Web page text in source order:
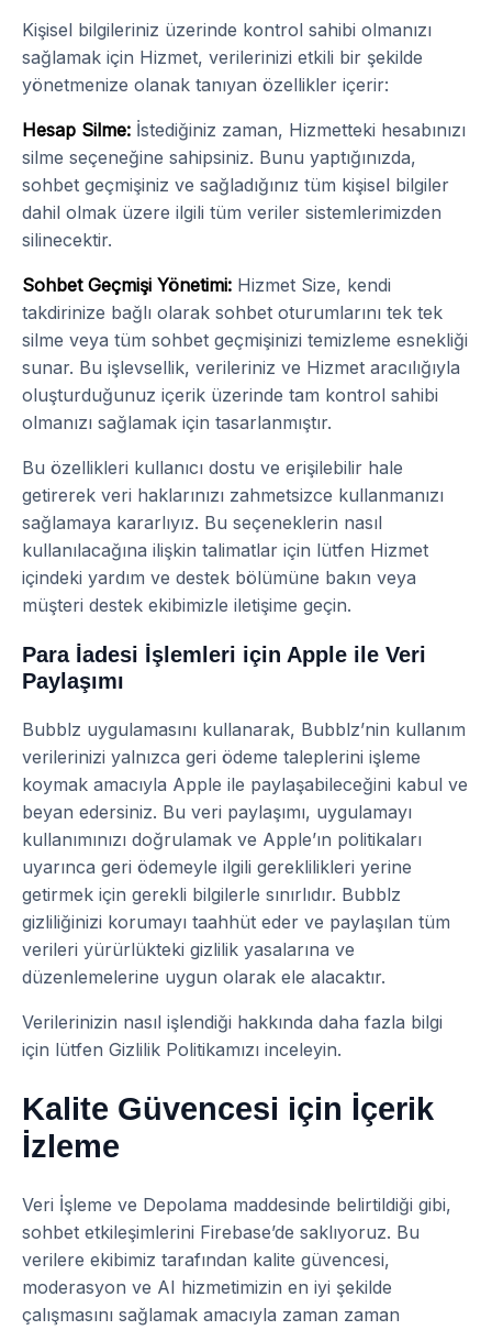
Kişisel bilgileriniz üzerinde kontrol sahibi olmanızı
sağlamak için Hizmet, verilerinizi etkili bir şekilde
yönetmenize olanak tanıyan özellikler içerir:
Hesap Silme: İstediğiniz zaman, Hizmetteki hesabınızı
silme seçeneğine sahipsiniz. Bunu yaptığınızda,
sohbet geçmişiniz ve sağladığınız tüm kişisel bilgiler
dahil olmak üzere ilgili tüm veriler sistemlerimizden
silinecektir.
Sohbet Geçmişi Yönetimi: Hizmet Size, kendi
takdirinize bağlı olarak sohbet oturumlarını tek tek
silme veya tüm sohbet geçmişinizi temizleme esnekliği
sunar. Bu işlevsellik, verileriniz ve Hizmet aracılığıyla
oluşturduğunuz içerik üzerinde tam kontrol sahibi
olmanızı sağlamak için tasarlanmıştır.
Bu özellikleri kullanıcı dostu ve erişilebilir hale
getirerek veri haklarınızı zahmetsizce kullanmanızı
sağlamaya kararlıyız. Bu seçeneklerin nasıl
kullanılacağına ilişkin talimatlar için lütfen Hizmet
içindeki yardım ve destek bölümüne bakın veya
müşteri destek ekibimizle iletişime geçin.
Para İadesi İşlemleri için Apple ile Veri
Paylaşımı
Bubblz uygulamasını kullanarak, Bubblz’nin kullanım
verilerinizi yalnızca geri ödeme taleplerini işleme
koymak amacıyla Apple ile paylaşabileceğini kabul ve
beyan edersiniz. Bu veri paylaşımı, uygulamayı
kullanımınızı doğrulamak ve Apple’ın politikaları
uyarınca geri ödemeyle ilgili gereklilikleri yerine
getirmek için gerekli bilgilerle sınırlıdır. Bubblz
gizliliğinizi korumayı taahhüt eder ve paylaşılan tüm
verileri yürürlükteki gizlilik yasalarına ve
düzenlemelerine uygun olarak ele alacaktır.
Verilerinizin nasıl işlendiği hakkında daha fazla bilgi
için lütfen Gizlilik Politikamızı inceleyin.
Kalite Güvencesi için İçerik
İzleme
Veri İşleme ve Depolama maddesinde belirtildiği gibi,
sohbet etkileşimlerini Firebase’de saklıyoruz. Bu
verilere ekibimiz tarafından kalite güvencesi,
moderasyon ve AI hizmetimizin en iyi şekilde
çalışmasını sağlamak amacıyla zaman zaman